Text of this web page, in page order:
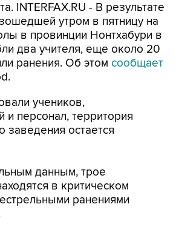
INTERFAX.RU - В результате
утром в пятницу на
в провинции Нонтхабури в
два учителя, еще около 20
ранения. Об этом сообщает
учеников,
и персонал, территория
заведения остается
данным, трое
в критическом
ранениями